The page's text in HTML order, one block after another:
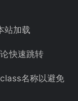
站加载
快速跳转
名称以避免